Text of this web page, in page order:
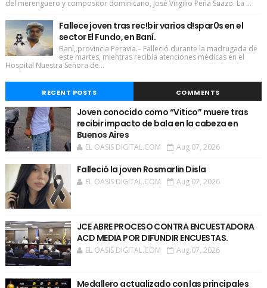
del merenguero y compositor dominicano, José Virgilio Peña Suazo. La ...
Fallece joven tras rec!bir varios d!spar0s en el
sector El Fundo, en Baní.
Baní, provincia Peravia.– Falleció durante la madrugada de
este martes, mientras recibía atenciones médicas en el
Hospital Nuestra Señora de...
RECENT POSTS COMMENTS
Joven conocido como “Vitico” muere tras
recibir impacto de bala en la cabeza en
Buenos Aires
EL OASIS DIGITAL.COM Aug 07, 2026
Falleció la joven Rosmarlin Disla
EL OASIS DIGITAL.COM Aug 07, 2026
JCE ABRE PROCESO CONTRA ENCUESTADORA
ACD MEDIA POR DIFUNDIR ENCUESTAS.
EL OASIS DIGITAL.COM Aug 07, 2026
Medallero actualizado con las principales